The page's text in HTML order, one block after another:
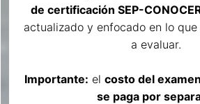
de certificación SEP-
actualizado y enfocado en lo
a evaluar.
Importante: el costo del
se paga por